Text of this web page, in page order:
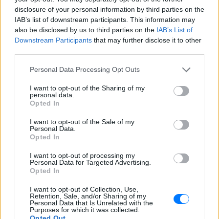
disclosure of your personal information by third parties on the
IAB’s list of downstream participants. This information may
also be disclosed by us to third parties on the IAB’s List of
Downstream Participants that may further disclose it to other
Personal Data Processing Opt Outs
I want to opt-out of the Sharing of my
personal data.
Opted In
I want to opt-out of the Sale of my
Personal Data.
Opted In
I want to opt-out of processing my
Personal Data for Targeted Advertising.
Opted In
I want to opt-out of Collection, Use,
Retention, Sale, and/or Sharing of my
Personal Data that Is Unrelated with the
Purposes for which it was collected.
ΔΕΙΤΕ ΕΠΙΣΗΣ
ΣΤΗΝ ΙΔΙΑ ΚΑΤΗΓΟΡΙΑ
ΠΡΙΝ 10 ΏΡΕΣ
Η Μαρίνα Βερνίκου εξηγεί πώς να